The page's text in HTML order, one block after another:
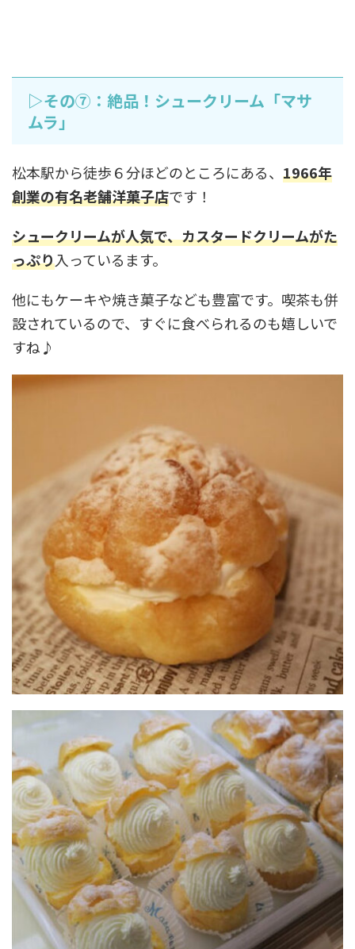
▷その⑦：絶品！シュークリーム「マサ
ムラ」
松本駅から徒歩６分ほどのところにある、 1966年
創業の有名老舗洋菓子店です！
シュークリームが人気で、カスタードクリームがた
っぷり入っているます。
他にもケーキや焼き菓子なども豊富です。喫茶も併
設されているので、すぐに食べられるのも嬉しいで
すね♪